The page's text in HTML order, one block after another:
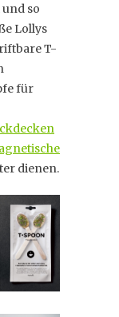
so
Lollys
T-
für
dienen.